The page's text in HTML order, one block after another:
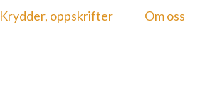
Krydder, oppskrifter Om oss